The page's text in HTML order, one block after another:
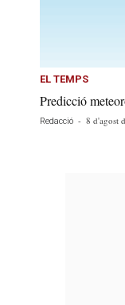
EL TEMPS
Predicció
Redacció - 8 d'agost